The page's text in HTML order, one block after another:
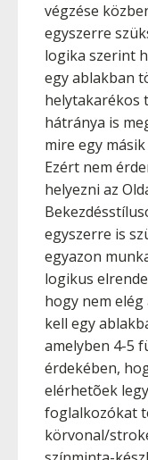
végzése
egyszerre
logika szerint
egy ablakban
helytakarékos
hátránya is
mire egy
Ezért nem
helyezni az
egyszerre is
egyazon
logikus
hogy nem
kell egy
amelyben 4-5
érdekében,
elérhetõek
foglalkozókat
körvonal/